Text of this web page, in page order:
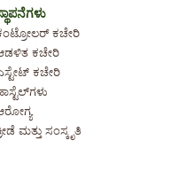
ಕಚೇರಿ
ಕಚೇರಿ
ಕಚೇರಿ
ಮತ್ತು ಸಂಸ್ಕೃತಿ